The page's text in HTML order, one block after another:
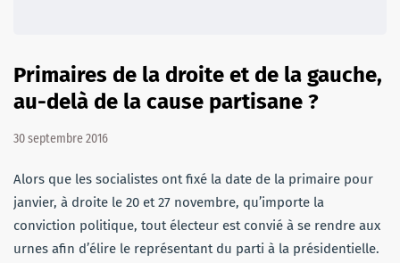
Primaires de la droite et de la gauche,
au-delà de la cause partisane ?
30 septembre 2016
Alors que les socialistes ont fixé la date de la primaire pour
janvier, à droite le 20 et 27 novembre, qu’importe la
conviction politique, tout électeur est convié à se rendre aux
urnes afin d’élire le représentant du parti à la présidentielle.